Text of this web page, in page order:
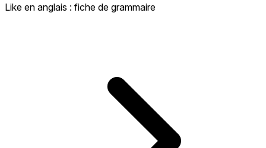
Like en anglais : fiche de grammaire